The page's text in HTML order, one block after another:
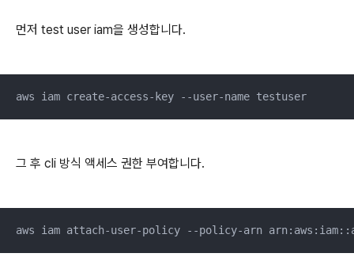
먼저 test user iam을 생성합니다.
aws iam create-access-key --user-name testuser
그 후 cli 방식 액세스 권한 부여합니다.
aws iam attach-user-policy --policy-arn